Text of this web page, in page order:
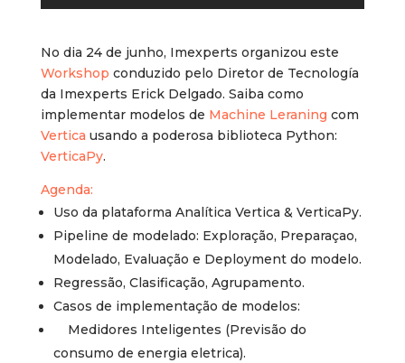
No dia 24 de junho, Imexperts organizou este
Workshop conduzido pelo Diretor de Tecnología
da Imexperts Erick Delgado. Saiba como
implementar modelos de Machine Leraning com
Vertica usando a poderosa biblioteca Python:
VerticaPy.
Agenda:
Uso da plataforma Analítica Vertica & VerticaPy.
Pipeline de modelado: Exploração, Preparaçao,
Modelado, Evaluação e Deployment do modelo.
Regressão, Clasificação, Agrupamento.
Casos de implementação de modelos:
Medidores Inteligentes (Previsão do
consumo de energia eletrica).